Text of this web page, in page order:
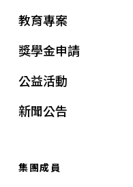
教育專案
獎學金申請
公益活動
新聞公告
集團成員